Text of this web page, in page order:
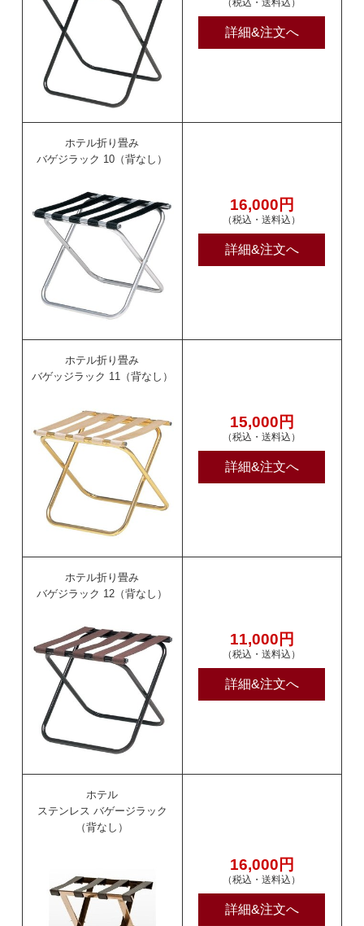
（税込・送料込）
詳細&注文へ
ホテル折り畳み
バゲジラック 10（背なし）
16,000円
（税込・送料込）
詳細&注文へ
ホテル折り畳み
バゲッジラック 11（背なし）
15,000円
（税込・送料込）
詳細&注文へ
ホテル折り畳み
バゲジラック 12（背なし）
11,000円
（税込・送料込）
詳細&注文へ
ホテル
ステンレス バゲージラック
（背なし）
16,000円
（税込・送料込）
詳細&注文へ